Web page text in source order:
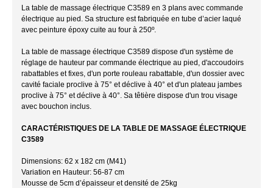
La table de massage électrique C3589 en 3 plans avec commande
électrique au pied. Sa structure est fabriquée en tube d’acier laqué
avec peinture époxy cuite au four à 250º.
La table de massage électrique C3589 dispose d'un système de
réglage de hauteur par commande électrique au pied, d'accoudoirs
rabattables et fixes, d'un porte rouleau rabattable, d'un dossier avec
cavité faciale proclive à 75° et déclive à 40° et d'un plateau jambes
proclive à 75° et déclive à 40°. Sa têtière dispose d'un trou visage
avec bouchon inclus.
CARACTÉRISTIQUES DE LA TABLE DE MASSAGE ÉLECTRIQUE
C3589
Dimensions: 62 x 182 cm (M41)
Variation en Hauteur: 56-87 cm
Mousse de 5cm d’épaisseur et densité de 25kg